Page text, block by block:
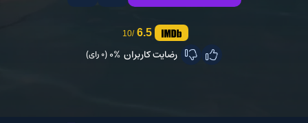
6.5
/10
رضایت کاربران 0%(0 رای)